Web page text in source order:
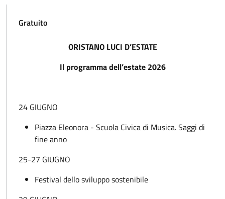
Gratuito
ORISTANO LUCI D’ESTATE
Il programma dell’estate 2026
24 GIUGNO
Piazza Eleonora - Scuola Civica di Musica. Saggi di
fine anno
25-27 GIUGNO
Festival dello sviluppo sostenibile